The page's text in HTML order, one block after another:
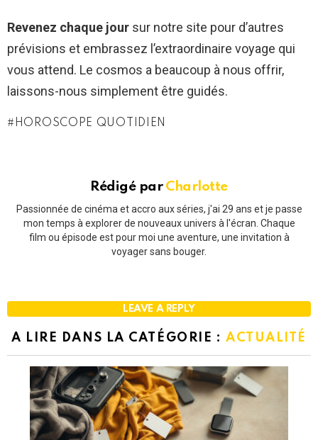
Revenez chaque jour sur notre site pour d’autres
prévisions et embrassez l’extraordinaire voyage qui
vous attend. Le cosmos a beaucoup à nous offrir,
laissons-nous simplement être guidés.
HOROSCOPE QUOTIDIEN
Rédigé par Charlotte
Passionnée de cinéma et accro aux séries, j'ai 29 ans et je passe
mon temps à explorer de nouveaux univers à l'écran. Chaque
film ou épisode est pour moi une aventure, une invitation à
voyager sans bouger.
LEAVE A REPLY
A LIRE DANS LA CATÉGORIE : ACTUALITÉ